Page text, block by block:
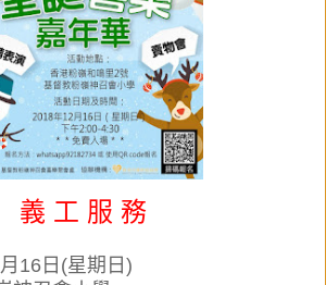
義 工 服 務
16日(星期日)